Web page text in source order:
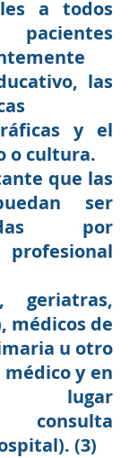
a todos
las
y el
o cultura.
que las
ser
por
geriatras,
médicos de
u otro
y en
lugar
consulta
(3)